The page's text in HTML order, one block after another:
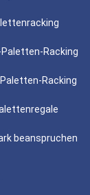
Racking
Racking
beanspruchen